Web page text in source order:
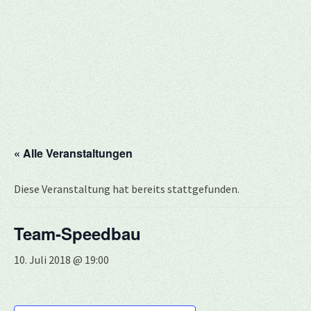
« Alle Veranstaltungen
Diese Veranstaltung hat bereits stattgefunden.
Team-Speedbau
10. Juli 2018 @ 19:00